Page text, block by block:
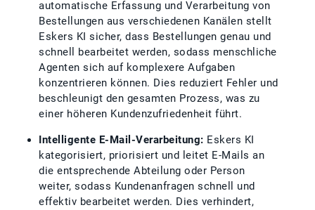
automatische Erfassung und Verarbeitung von
Bestellungen aus verschiedenen Kanälen stellt
Eskers KI sicher, dass Bestellungen genau und
schnell bearbeitet werden, sodass menschliche
Agenten sich auf komplexere Aufgaben
konzentrieren können. Dies reduziert Fehler und
beschleunigt den gesamten Prozess, was zu
einer höheren Kundenzufriedenheit führt.
Intelligente E-Mail-Verarbeitung: Eskers KI
kategorisiert, priorisiert und leitet E-Mails an
die entsprechende Abteilung oder Person
weiter, sodass Kundenanfragen schnell und
effektiv bearbeitet werden. Dies verhindert,